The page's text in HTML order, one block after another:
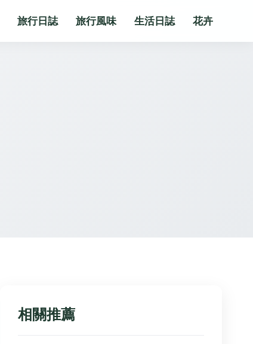
旅行日誌 旅行風味 生活日誌 花卉
相關推薦